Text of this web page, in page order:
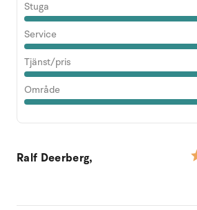
Stuga
Service
Tjänst/pris
Område
Ralf Deerberg,